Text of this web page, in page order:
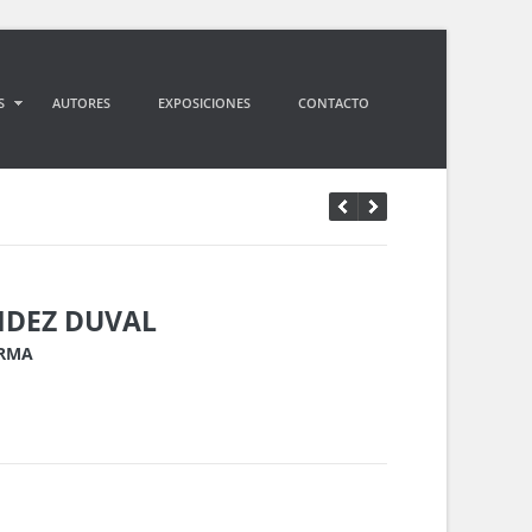
AUTORES EXPOSICIONES CONTACTO
DUVAL